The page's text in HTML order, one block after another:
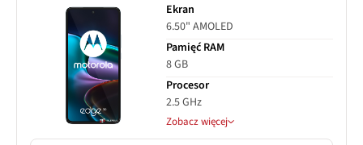
Ekran
6.50" AMOLED
Pamięć RAM
8 GB
Procesor
2.5 GHz
Zobacz więcej